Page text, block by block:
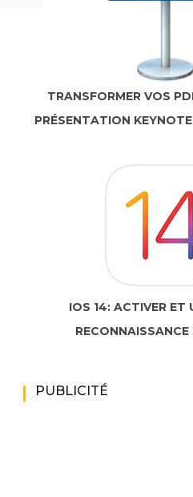
TRANSFORMER VOS
PRÉSENTATION
IOS 14: ACTIVER ET
RECONNAISSANCE
PUBLICITÉ